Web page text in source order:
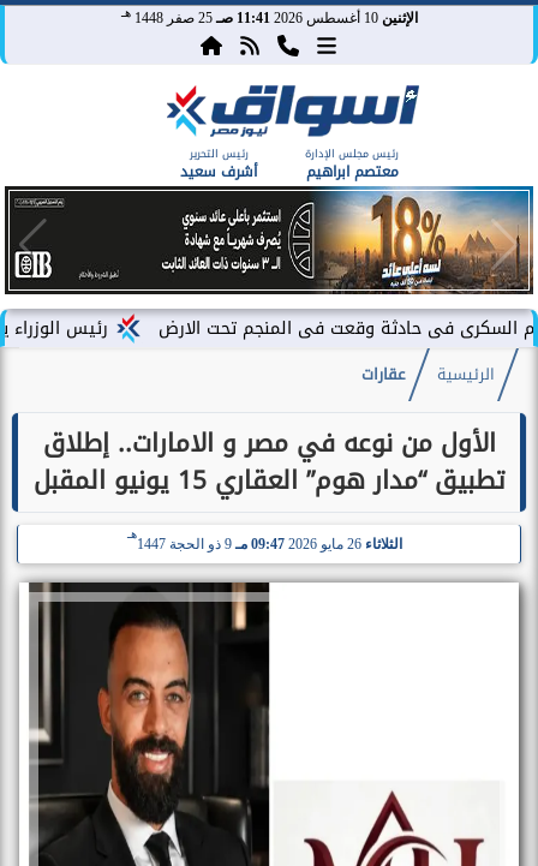
الإثنين 10 أغسطس 2026 11:41 صـ 25 صفر 1448 هـ
رئيس مجلس الإدارة
معتصم ابراهيم
رئيس التحرير
أشرف سعيد
رئيس الوزراء يشهد حادثة وقعت فى المنجم تحت الارض
الرئيسية عقارات
الأول من نوعه في مصر و الامارات.. إطلاق
تطبيق “مدار هوم” العقاري 15 يونيو المقبل
الثلاثاء 26 مايو 2026 09:47 مـ 9 ذو الحجة 1447
هـ